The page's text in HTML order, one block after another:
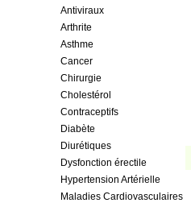
Antiviraux
Arthrite
Asthme
Cancer
Chirurgie
Cholestérol
Contraceptifs
Diabète
Diurétiques
Dysfonction érectile
Hypertension Artérielle
Maladies Cardiovasculaires